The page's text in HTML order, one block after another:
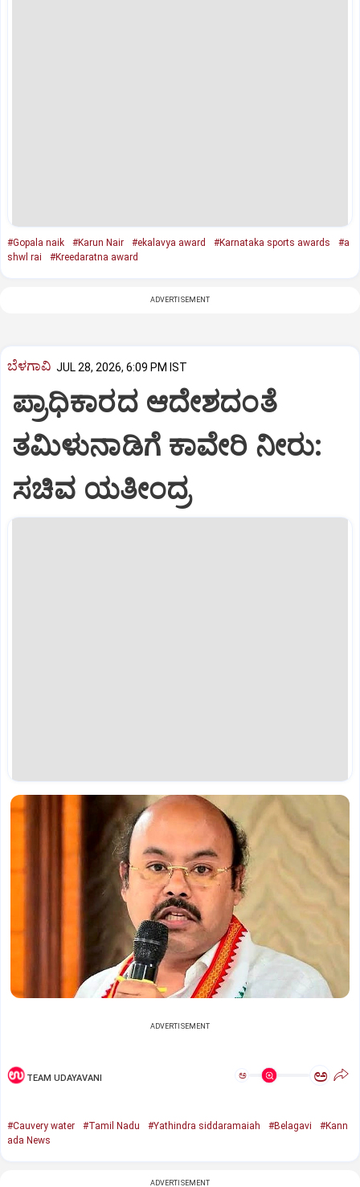
#Gopala naik #Karun Nair #ekalavya award #Karnataka sports awards
#a
shwl rai
#Kreedaratna award
ADVERTISEMENT
ಬೆಳಗಾವಿ JUL 28, 2026, 6:09 PM IST
ಪ್ರಾಧಿಕಾರದ ಆದೇಶದಂತೆ
ತಮಿಳುನಾಡಿಗೆ ಕಾವೇರಿ ನೀರು:
ಸಚಿವ ಯತೀಂದ್ರ
ADVERTISEMENT
TEAM UDAYAVANI ಅ ಅ
#Cauvery water #Tamil Nadu #Yathindra siddaramaiah #Belagavi
#Kann
ada News
ADVERTISEMENT